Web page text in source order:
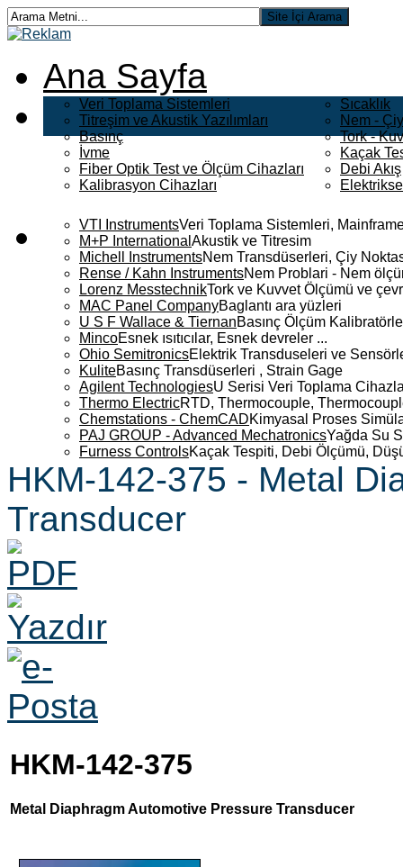
Ana Sayfa
Veri Toplama Sistemleri
Titreşim ve Akustik Yazılımları
Basınç
İvme
Fiber Optik Test ve Ölçüm Cihazları
Kalibrasyon Cihazları
Sıcaklık
Nem -
Tork -
Kaçak
Debi Akış
VTI InstrumentsVeri Toplama Sistemleri,
M+P International Akustik ve Titresim
Michell InstrumentsNem Transdüserleri, Çiy
Rense / Kahn InstrumentsNem Problari - Nem
Lorenz MesstechnikTork ve Kuvvet Ölçümü ve
MAC Panel CompanyBaglantı ara yüzleri
U S F Wallace & TiernanBasınç Ölçüm
MincoEsnek ısıtıcılar, Esnek devreler ...
Ohio SemitronicsElektrik Transduseleri ve
KuliteBasınç Transdüserleri , Strain Gage
Agilent TechnologiesU Serisi Veri Toplama
Thermo ElectricRTD, Thermocouple,
Chemstations - ChemCADKimyasal Proses
PAJ GROUP - Advanced MechatronicsYağda Su
Furness ControlsKaçak Tespiti, Debi Ölçümü,
HKM-142-375 - Metal
Transducer
HKM-142-375
Metal Diaphragm Automotive Pressure Transducer